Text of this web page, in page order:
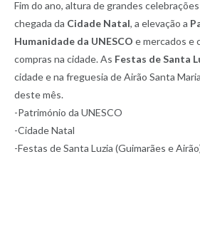
Fim do ano, altura de grandes
chegada da Cidade Natal, a elevação a
Humanidade da UNESCO e mercados e
compras na cidade. As Festas de Santa
cidade e na freguesia de Airão Santa
deste mês.
-Património da UNESCO
-Cidade Natal
-Festas de Santa Luzia (Guimarães e